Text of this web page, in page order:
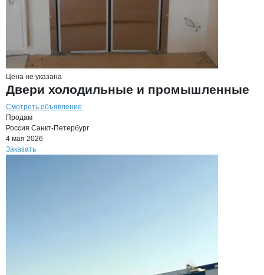
Цена не указана
Двери холодильные и промышленные
Смотреть объявление
Продам
Россия Санкт-Петербург
4 мая 2026
Заказать